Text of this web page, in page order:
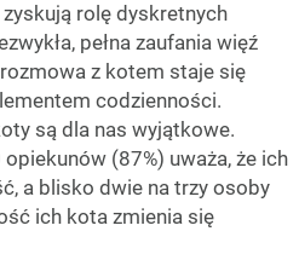
rolę dyskretnych
pełna zaufania więź
z kotem staje się
codzienności.
są dla nas wyjątkowe.
(87%) uważa, że ich
a blisko dwie na trzy osoby
ich kota zmienia się